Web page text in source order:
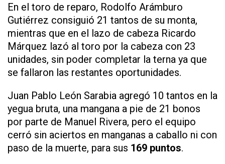
En el toro de reparo, Rodolfo Arámburo
Gutiérrez consiguió 21 tantos de su monta,
mientras que en el lazo de cabeza Ricardo
Márquez lazó al toro por la cabeza con 23
unidades, sin poder completar la terna ya que
se fallaron las restantes oportunidades.
Juan Pablo León Sarabia agregó 10 tantos en la
yegua bruta, una mangana a pie de 21 bonos
por parte de Manuel Rivera, pero el equipo
cerró sin aciertos en manganas a caballo ni con
paso de la muerte, para sus 169 puntos.